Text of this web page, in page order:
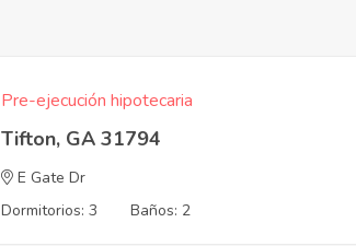
Pre-ejecución hipotecaria
Tifton, GA 31794
E Gate Dr
Dormitorios: 3
Baños: 2